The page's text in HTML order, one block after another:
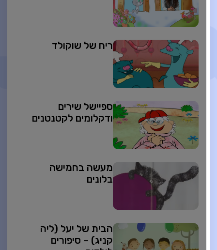
ריח של שוקולד
ספיישל שירים
ודקלומים לקטנטנים
מעשה בחמישה
בלונים
הבית של יעל (ליה
קניג) – סיפורים